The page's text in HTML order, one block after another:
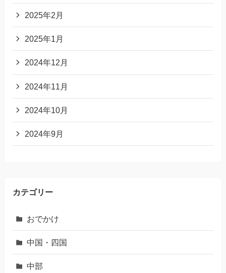
2025年2月
2025年1月
2024年12月
2024年11月
2024年10月
2024年9月
カテゴリー
おでかけ
中国・四国
中部